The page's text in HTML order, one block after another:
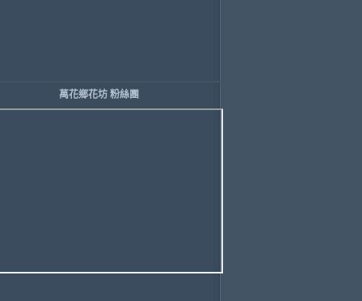
萬花鄉花坊 粉絲團